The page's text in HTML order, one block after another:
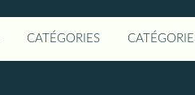
CATÉGORIES